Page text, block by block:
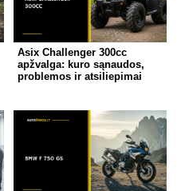
Asix Challenger 300cc
apžvalga: kuro sąnaudos,
problemos ir atsiliepimai